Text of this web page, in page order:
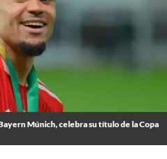
Múnich, celebra su título de la Copa